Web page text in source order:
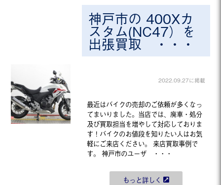
神戸市の 400Xカ
スタム(NC47）を
出張買取 ・・・
2022.09.27に掲載
最近はバイクの売却のご依頼が多くなっ
てまいりました。当店では、廃車・処分
及び買取担当を増やして対応しておりま
す！バイクのお値段を知りたい人はお気
軽にご来店ください。 来店買取事例で
す。 神戸市のユーザ ・・・
もっと詳しく